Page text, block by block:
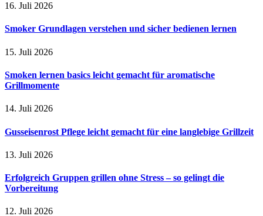
16. Juli 2026
Smoker Grundlagen verstehen und sicher bedienen lernen
15. Juli 2026
Smoken lernen basics leicht gemacht für aromatische
Grillmomente
14. Juli 2026
Gusseisenrost Pflege leicht gemacht für eine langlebige Grillzeit
13. Juli 2026
Erfolgreich Gruppen grillen ohne Stress – so gelingt die
Vorbereitung
12. Juli 2026